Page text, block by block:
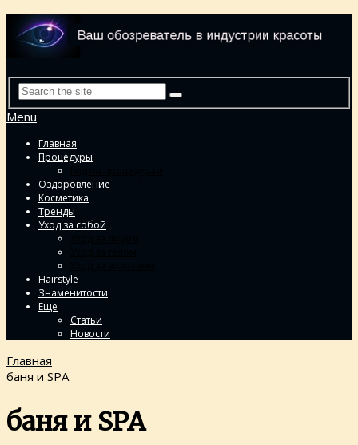
Menu
Главная
Процедуры
Оздоровление
Косметика
Тренды
Уход за собой
Hairstyle
Знаменитости
Еще
Статьи
Новости
Главная
баня и SPA
баня и SPA